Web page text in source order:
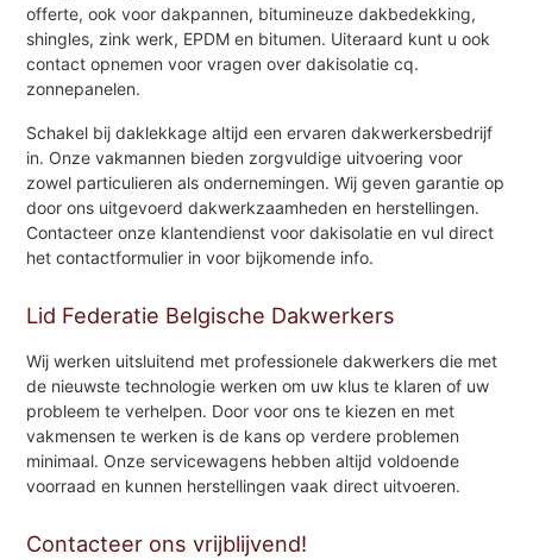
offerte, ook voor dakpannen, bitumineuze dakbedekking,
shingles, zink werk, EPDM en bitumen. Uiteraard kunt u ook
contact opnemen voor vragen over dakisolatie cq.
zonnepanelen.
Schakel bij daklekkage altijd een ervaren dakwerkersbedrijf
in. Onze vakmannen bieden zorgvuldige uitvoering voor
zowel particulieren als ondernemingen. Wij geven garantie op
door ons uitgevoerd dakwerkzaamheden en herstellingen.
Contacteer onze klantendienst voor dakisolatie en vul direct
het contactformulier in voor bijkomende info.
Lid Federatie Belgische Dakwerkers
Wij werken uitsluitend met professionele dakwerkers die met
de nieuwste technologie werken om uw klus te klaren of uw
probleem te verhelpen. Door voor ons te kiezen en met
vakmensen te werken is de kans op verdere problemen
minimaal. Onze servicewagens hebben altijd voldoende
voorraad en kunnen herstellingen vaak direct uitvoeren.
Contacteer ons vrijblijvend!